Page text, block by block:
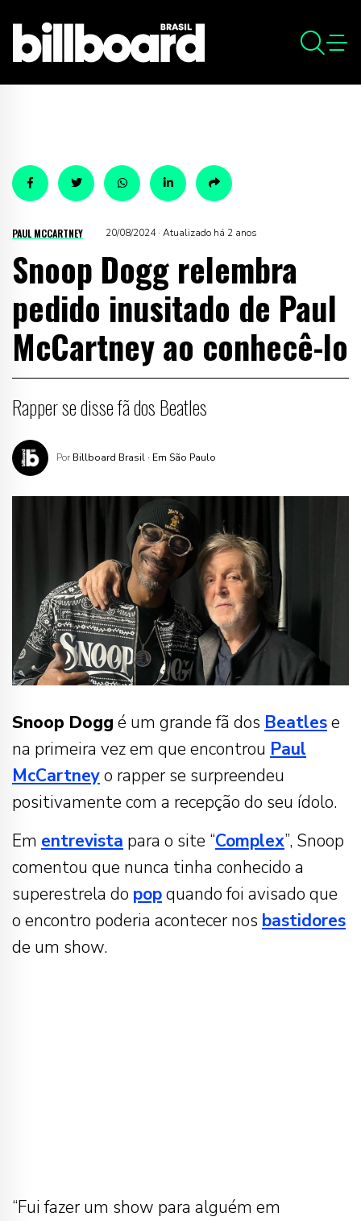
PAUL MCCARTNEY 20/08/2024 · Atualizado há 2 anos
Snoop Dogg relembra
pedido inusitado de Paul
McCartney ao conhecê-lo
Rapper se disse fã dos Beatles
Por Billboard Brasil · Em São Paulo
Snoop Dogg é um grande fã dos Beatlese
na primeira vez em que encontrou Paul
McCartneyo rapper se surpreendeu
positivamente com a recepção do seu ídolo.
Em entrevista para o site “Complex”, Snoop
comentou que nunca tinha conhecido a
superestrela do popquando foi avisado que
o encontro poderia acontecer nos bastidores
de um show.
“Fui fazer um show para alguém em